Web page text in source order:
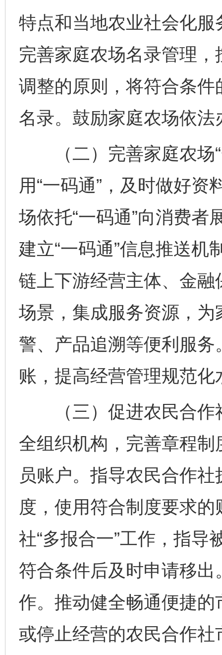
特点和当地农业社会化
完善家庭农场名录管理
调整的原则，将符合条
名录。鼓励家庭农场依
（二）完善家庭农场“
用“一码通”，及时做好
场依托“一码通”向消费者
建立“一码通”信息推送
链上下游经营主体、金融
场景，集成服务资源，
警、产品追溯等便利服
账，提高经营管理规范化
（三）促进农民合作
全组织机构，完善章程
员账户。指导农民合作
度，使用符合制度要求
社“多报合一”工作，指导
符合条件后及时申请移
作。推动健全畅通便捷
或停止经营的农民合作